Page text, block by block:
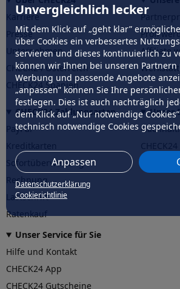
Unvergleichlich lecker
Mit dem Klick auf „geht klar”
über Cookies ein verbessertes
servieren und dieses kontinuierlich zu
können wir Ihnen bei unseren
Werbung und passende Angebote
„anpassen” können Sie Ihre
festlegen. Dies ist auch nachträglich
dem Klick auf „Nur notwendige
technisch notwendige Cookies
Anpassen
Datenschutzerklärung
Cookierichtlinie
Karriere
Presse
Unternehmen
CHECK24 Österreich
CHECK24 Spanien
Profi
Affiliate
CHECK24 Zahlungsarten
PayPal
Sofortüberweisung
Rechnung
Lastschrift
Ratenkauf
Unser
CHECK24
Unser Service für Sie
Hilfe und Kontakt
CHECK24 App
CHECK24 Gutscheine